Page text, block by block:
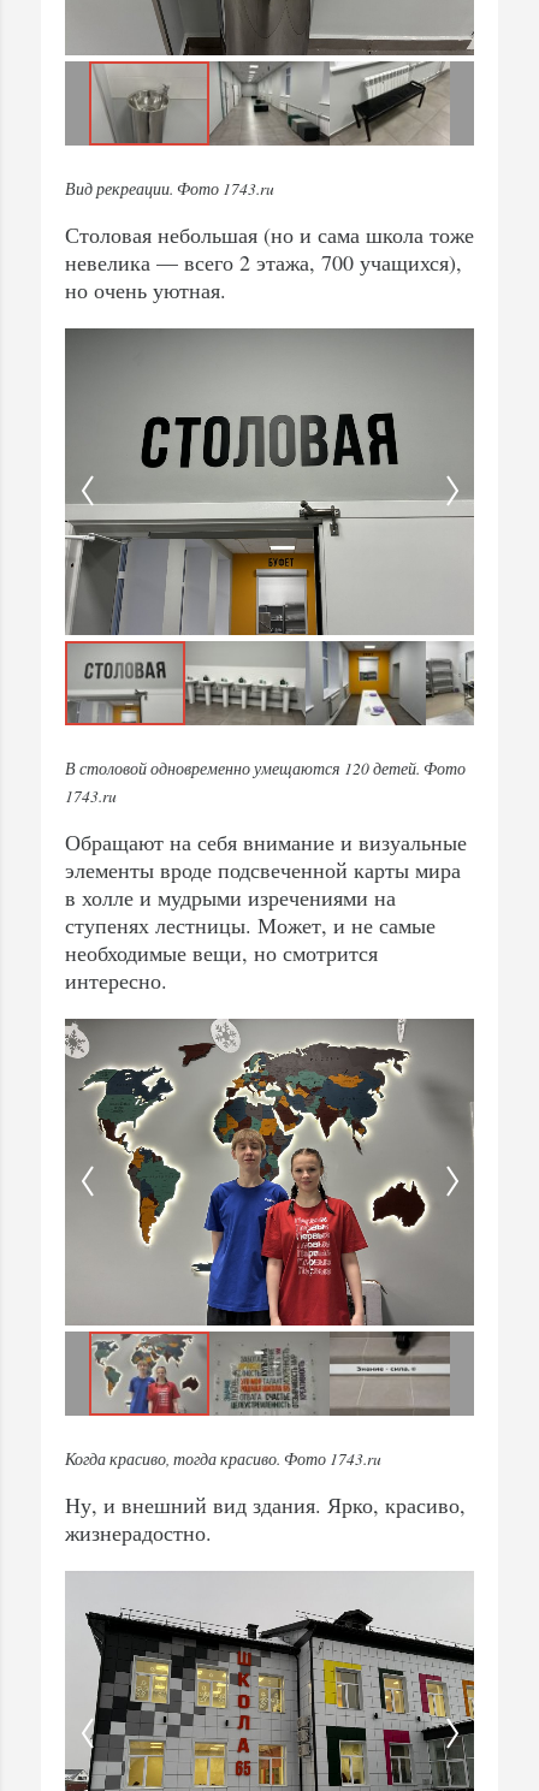
Вид рекреации. Фото 1743.ru
Столовая небольшая (но и сама школа тоже
невелика — всего 2 этажа, 700 учащихся),
но очень уютная.
В столовой одновременно умещаются 120 детей. Фото
1743.ru
Обращают на себя внимание и визуальные
элементы вроде подсвеченной карты мира
в холле и мудрыми изречениями на
ступенях лестницы. Может, и не самые
необходимые вещи, но смотрится
интересно.
Когда красиво, тогда красиво. Фото 1743.ru
Ну, и внешний вид здания. Ярко, красиво,
жизнерадостно.